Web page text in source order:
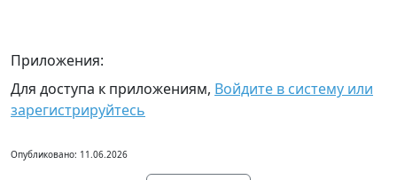
Приложения:
Для доступа к приложениям, Войдите в систему или
зарегистрируйтесь
Опубликовано: 11.06.2026